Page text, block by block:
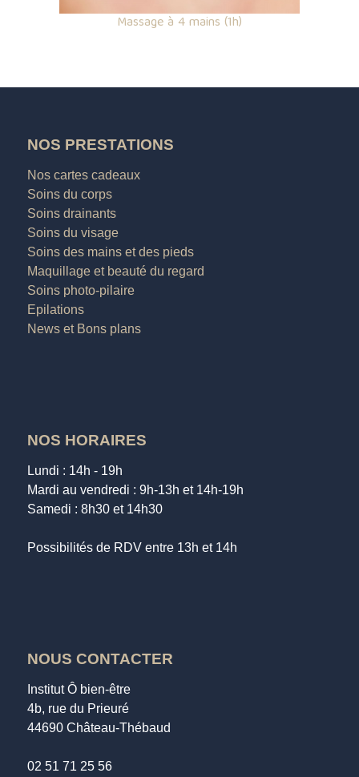
Massage à 4 mains (1h)
NOS PRESTATIONS
Nos cartes cadeaux
Soins du corps
Soins drainants
Soins du visage
Soins des mains et des pieds
Maquillage et beauté du regard
Soins photo-pilaire
Epilations
News et Bons plans
NOS HORAIRES
Lundi : 14h - 19h
Mardi au vendredi : 9h-13h et 14h-19h
Samedi : 8h30 et 14h30
Possibilités de RDV entre 13h et 14h
NOUS CONTACTER
Institut Ô bien-être
4b, rue du Prieuré
44690 Château-Thébaud
02 51 71 25 56